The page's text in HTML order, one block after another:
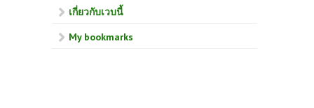
เกี่ยวกับเวบนี้
My bookmarks